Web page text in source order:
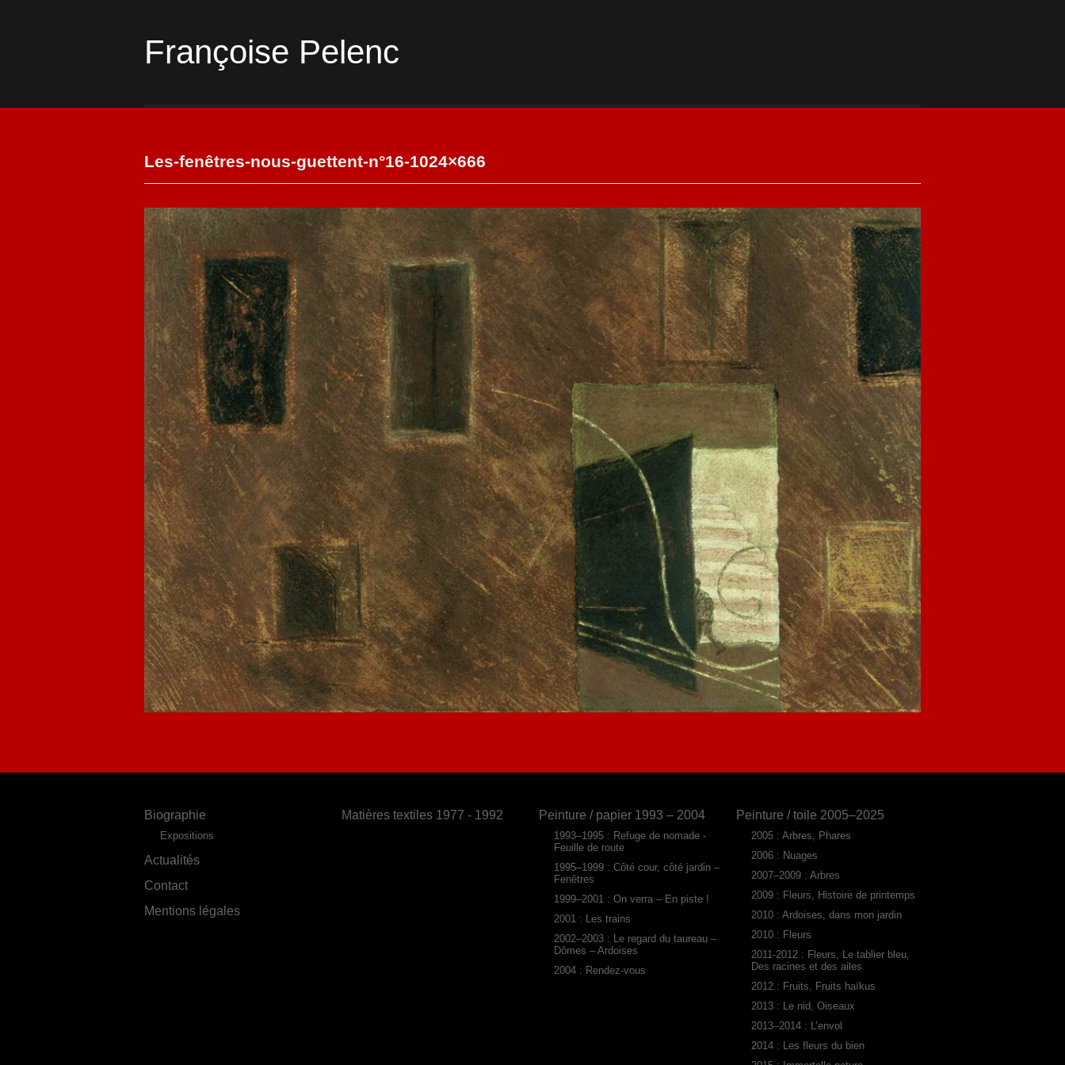
Françoise Pelenc
Les-fenêtres-nous-guettent-n°16-1024×666
Biographie
Expositions
Actualités
Contact
Mentions légales
Matières textiles 1977 - 1992 Peinture / papier 1993 – 2004
1993–1995 : Refuge de nomade -
Feuille de route
1995–1999 : Côté cour, côté jardin –
Fenêtres
1999–2001 : On verra – En piste !
2001 : Les trains
2002–2003 : Le regard du taureau –
Dômes – Ardoises
2004 : Rendez-vous
Peinture / toile 2005–2025
2005 : Arbres, Phares
2006 : Nuages
2007–2009 : Arbres
2009 : Fleurs, Histoire de printemps
2010 : Ardoises, dans mon jardin
2010 : Fleurs
2011-2012 : Fleurs, Le tablier bleu,
Des racines et des ailes
2012 : Fruits, Fruits haïkus
2013 : Le nid, Oiseaux
2013–2014 : L’envol
2014 : Les fleurs du bien